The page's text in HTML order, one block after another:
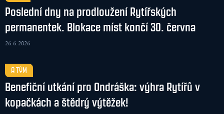
Poslední dny na prodloužení Rytířských
permanentek. Blokace míst končí 30. června
26. 6. 2026
A TÝM
Benefiční utkání pro Ondráška: výhra Rytířů v
kopačkách a štědrý výtěžek!